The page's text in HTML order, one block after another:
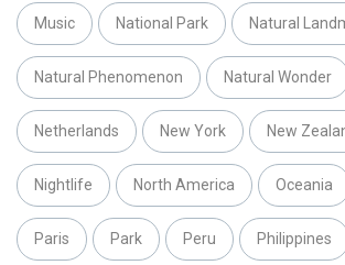
Music National Park Natural
Natural Phenomenon Natural Wonder
Netherlands New York New
Nightlife North America Oceania
Paris Park Peru Philippines